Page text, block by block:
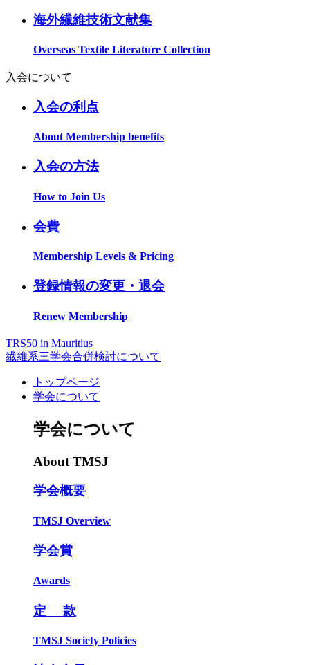
海外繊維技術文献集
Overseas Textile Literature Collection
入会について
入会の利点
About Membership benefits
入会の方法
How to Join Us
会費
Membership Levels & Pricing
登録情報の変更・退会
Renew Membership
TRS50 in Mauritius
繊維系三学会合併検討について
トップページ
学会について
学会について
About TMSJ
学会概要
TMSJ Overview
学会賞
Awards
定 款
TMSJ Society Policies